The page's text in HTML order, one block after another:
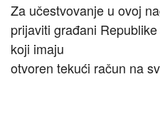
Za učestvovanje u ovoj
prijaviti građani
koji imaju
otvoren tekući račun na